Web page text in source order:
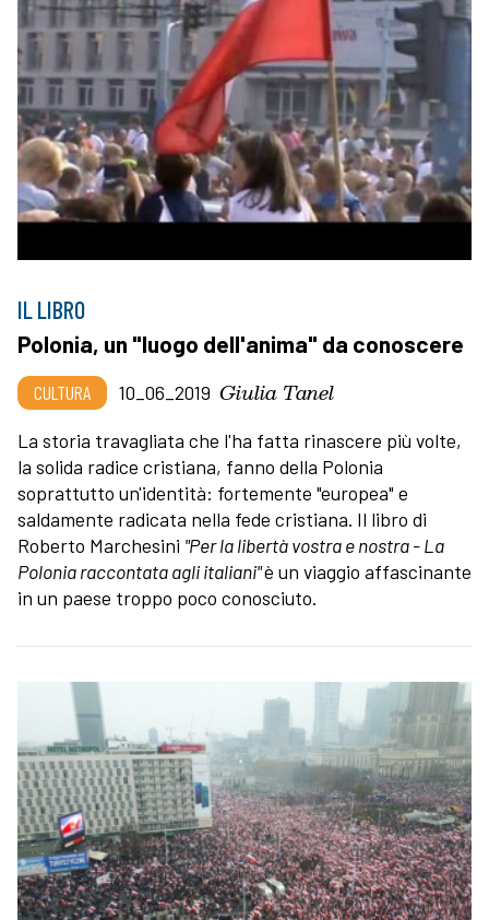
IL LIBRO
Polonia, un "luogo dell'anima" da conoscere
CULTURA 10_06_2019 Giulia Tanel
La storia travagliata che l'ha fatta rinascere più volte,
la solida radice cristiana, fanno della Polonia
soprattutto un'identità: fortemente "europea" e
saldamente radicata nella fede cristiana. Il libro di
Roberto Marchesini "Per la libertà vostra e nostra - La
Polonia raccontata agli italiani"è un viaggio affascinante
in un paese troppo poco conosciuto.